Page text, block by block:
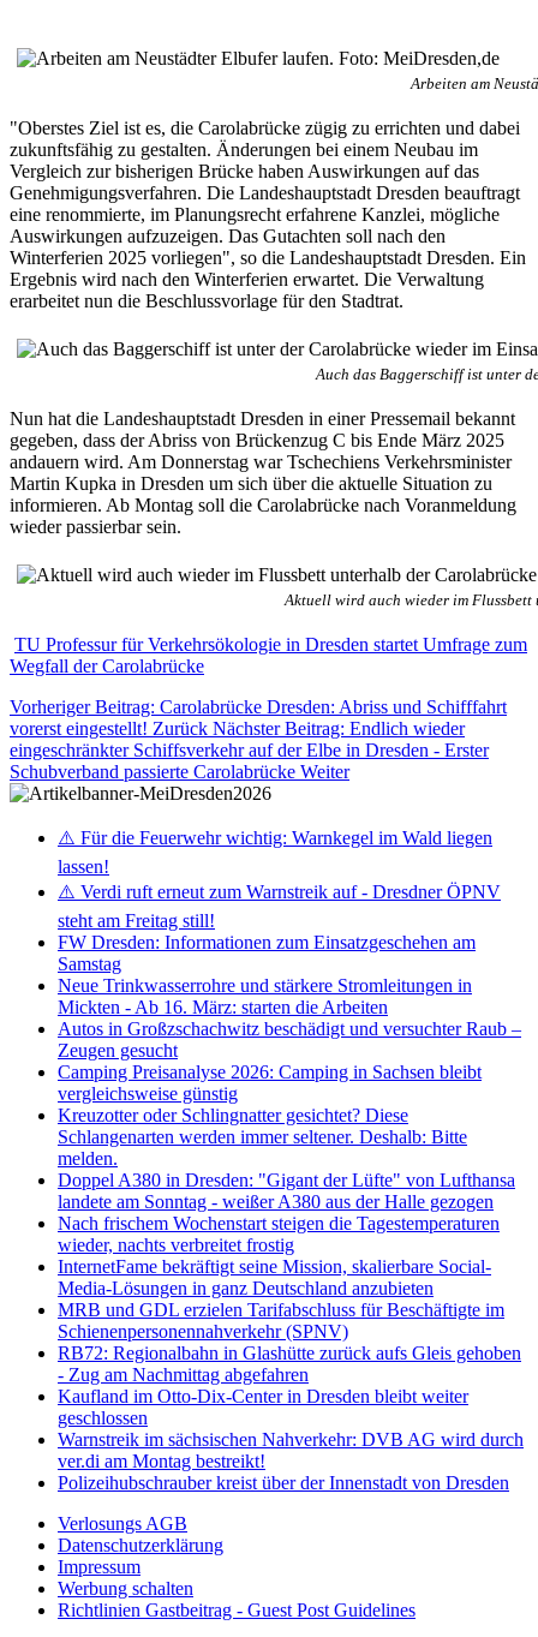
Arbeiten am
"Oberstes Ziel ist es, die Carolabrücke zügig zu errichten und dabei
zukunftsfähig zu gestalten. Änderungen bei einem Neubau im
Vergleich zur bisherigen Brücke haben Auswirkungen auf das
Genehmigungsverfahren. Die Landeshauptstadt Dresden beauftragt
eine renommierte, im Planungsrecht erfahrene Kanzlei, mögliche
Auswirkungen aufzuzeigen. Das Gutachten soll nach den
Winterferien 2025 vorliegen", so die Landeshauptstadt Dresden. Ein
Ergebnis wird nach den Winterferien erwartet. Die Verwaltung
erarbeitet nun die Beschlussvorlage für den Stadtrat.
Auch das Baggerschiff ist unter
Nun hat die Landeshauptstadt Dresden in einer Pressemail bekannt
gegeben, dass der Abriss von Brückenzug C bis Ende März 2025
andauern wird. Am Donnerstag war Tschechiens Verkehrsminister
Martin Kupka in Dresden um sich über die aktuelle Situation zu
informieren. Ab Montag soll die Carolabrücke nach Voranmeldung
wieder passierbar sein.
Aktuell wird auch wieder im
TU Professur für Verkehrsökologie in Dresden startet Umfrage zum
Wegfall der Carolabrücke
Vorheriger Beitrag: Carolabrücke Dresden: Abriss und Schifffahrt
vorerst eingestellt! Zurück Nächster Beitrag: Endlich wieder
eingeschränkter Schiffsverkehr auf der Elbe in Dresden - Erster
Schubverband passierte Carolabrücke Weiter
⚠️ Für die Feuerwehr wichtig: Warnkegel im Wald liegen
lassen!
⚠️ Verdi ruft erneut zum Warnstreik auf - Dresdner ÖPNV
steht am Freitag still!
FW Dresden: Informationen zum Einsatzgeschehen am
Samstag
Neue Trinkwasserrohre und stärkere Stromleitungen in
Mickten - Ab 16. März: starten die Arbeiten
Autos in Großzschachwitz beschädigt und versuchter Raub –
Zeugen gesucht
Camping Preisanalyse 2026: Camping in Sachsen bleibt
vergleichsweise günstig
Kreuzotter oder Schlingnatter gesichtet? Diese
Schlangenarten werden immer seltener. Deshalb: Bitte
melden.
Doppel A380 in Dresden: "Gigant der Lüfte" von Lufthansa
landete am Sonntag - weißer A380 aus der Halle gezogen
Nach frischem Wochenstart steigen die Tagestemperaturen
wieder, nachts verbreitet frostig
InternetFame bekräftigt seine Mission, skalierbare Social-
Media-Lösungen in ganz Deutschland anzubieten
MRB und GDL erzielen Tarifabschluss für Beschäftigte im
Schienenpersonennahverkehr (SPNV)
RB72: Regionalbahn in Glashütte zurück aufs Gleis gehoben
- Zug am Nachmittag abgefahren
Kaufland im Otto-Dix-Center in Dresden bleibt weiter
geschlossen
Warnstreik im sächsischen Nahverkehr: DVB AG wird durch
ver.di am Montag bestreikt!
Polizeihubschrauber kreist über der Innenstadt von Dresden
Verlosungs AGB
Datenschutzerklärung
Impressum
Werbung schalten
Richtlinien Gastbeitrag - Guest Post Guidelines